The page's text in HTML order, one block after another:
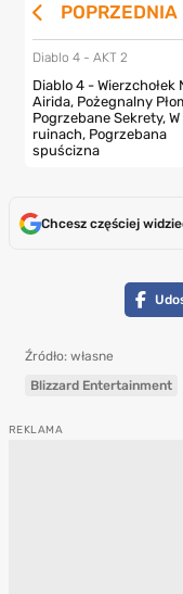
POPRZEDNIA
Diablo 4 - AKT 2
Diablo 4 - Wierzchołek
Airida, Pożegnalny
Pogrzebane Sekrety, W
ruinach, Pogrzebana
spuścizna
Chcesz częściej
Źródło: własne
Blizzard Entertainment